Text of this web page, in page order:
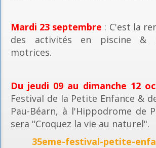
Mardi 23 septembre : C'est la
des activités en piscine &
motrices.
Du jeudi 09 au dimanche 12
Festival de la Petite Enfance &
Pau-Béarn, à l'Hippodrome de
sera "Croquez la vie au naturel".
35eme-festival-petite-